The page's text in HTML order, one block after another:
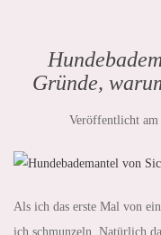
Gründe,
Veröffentlicht am
Als ich das erste Mal von
ich schmunzeln. Natürlich